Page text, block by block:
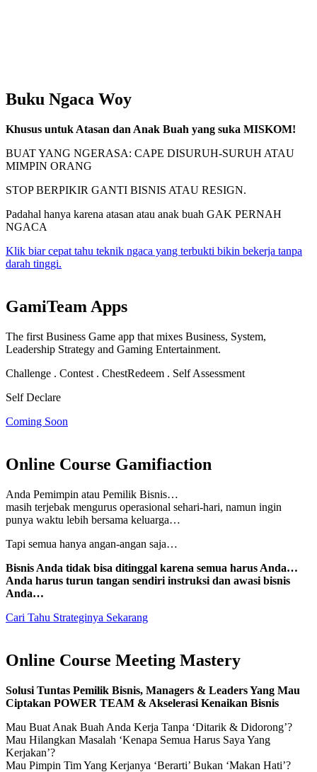
Buku Ngaca Woy
Khusus untuk Atasan dan Anak Buah yang suka MISKOM!
BUAT YANG NGERASA: CAPE DISURUH-SURUH ATAU
MIMPIN ORANG
STOP BERPIKIR GANTI BISNIS ATAU RESIGN.
Padahal hanya karena atasan atau anak buah GAK PERNAH
NGACA
Klik biar cepat tahu teknik ngaca yang terbukti bikin bekerja tanpa
darah tinggi.
GamiTeam Apps
The first Business Game app that mixes Business, System,
Leadership Strategy and Gaming Entertainment.
Challenge . Contest . ChestRedeem . Self Assessment
Self Declare
Coming Soon
Online Course Gamifiaction
Anda Pemimpin atau Pemilik Bisnis…
masih terjebak mengurus operasional sehari-hari, namun ingin
punya waktu lebih bersama keluarga…
Tapi semua hanya angan-angan saja…
Bisnis Anda tidak bisa ditinggal karena semua harus Anda…
Anda harus turun tangan sendiri instruksi dan awasi bisnis
Anda…
Cari Tahu Strateginya Sekarang
Online Course Meeting Mastery
Solusi Tuntas Pemilik Bisnis, Managers & Leaders Yang Mau
Ciptakan POWER TEAM & Akselerasi Kenaikan Bisnis
Mau Buat Anak Buah Anda Kerja Tanpa ‘Ditarik & Didorong’?
Mau Hilangkan Masalah ‘Kenapa Semua Harus Saya Yang
Kerjakan’?
Mau Pimpin Tim Yang Kerjanya ‘Berarti’ Bukan ‘Makan Hati’?